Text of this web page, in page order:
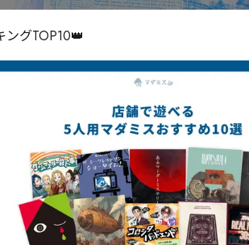
グTOP10👑